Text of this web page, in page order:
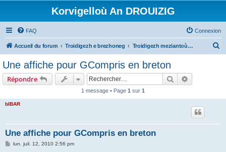
Korvigelloù An DROUIZIG
FAQ Connexion
Accueil du forum Troidigezh e brezhoneg Troidigezh meziantoù all (frank a wirioù evit an darn vrasañ anezho)
Une affiche pour GCompris en breton
Répondre Rechercher
1 message • Page 1 sur 1
bIBAR
Une affiche pour GCompris en breton
Mlun. juil. 12, 2010 2:56 pm